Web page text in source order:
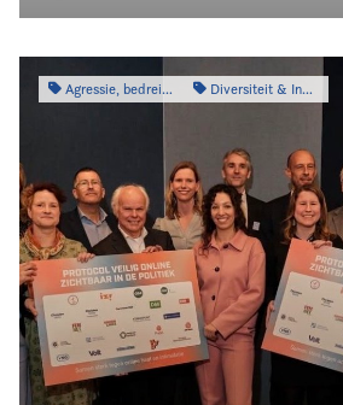
Agressie, bedreiging & intimidatie Diversiteit & Inclusiviteit